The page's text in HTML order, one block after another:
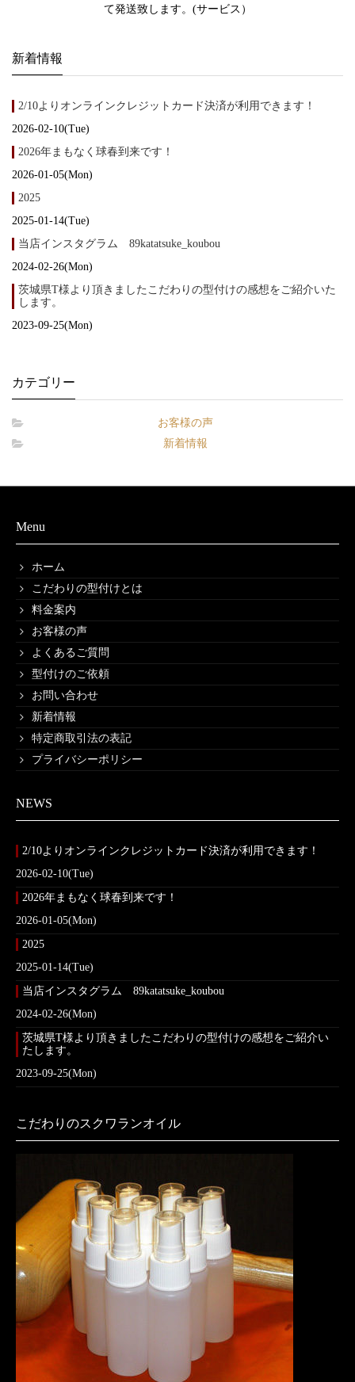
て発送致します。(サービス）
新着情報
2/10よりオンラインクレジットカード決済が利用できます！
2026-02-10(Tue)
2026年まもなく球春到来です！
2026-01-05(Mon)
2025
2025-01-14(Tue)
当店インスタグラム 89katatsuke_koubou
2024-02-26(Mon)
茨城県T様より頂きましたこだわりの型付けの感想をご紹介いた
します。
2023-09-25(Mon)
カテゴリー
お客様の声
新着情報
Menu
ホーム
こだわりの型付けとは
料金案内
お客様の声
よくあるご質問
型付けのご依頼
お問い合わせ
新着情報
特定商取引法の表記
プライバシーポリシー
NEWS
2/10よりオンラインクレジットカード決済が利用できます！
2026-02-10(Tue)
2026年まもなく球春到来です！
2026-01-05(Mon)
2025
2025-01-14(Tue)
当店インスタグラム 89katatsuke_koubou
2024-02-26(Mon)
茨城県T様より頂きましたこだわりの型付けの感想をご紹介い
たします。
2023-09-25(Mon)
こだわりのスクワランオイル